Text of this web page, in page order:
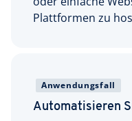
Plattformen zu
Anwendungsfall
Automatisieren